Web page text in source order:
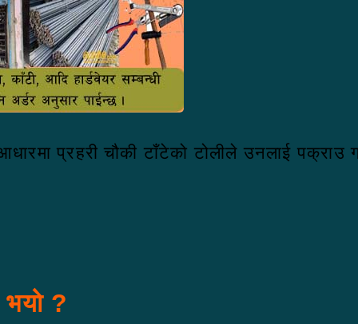
प्रहरी चौकी टाँटेको टोलीले उनलाई पक्राउ
?